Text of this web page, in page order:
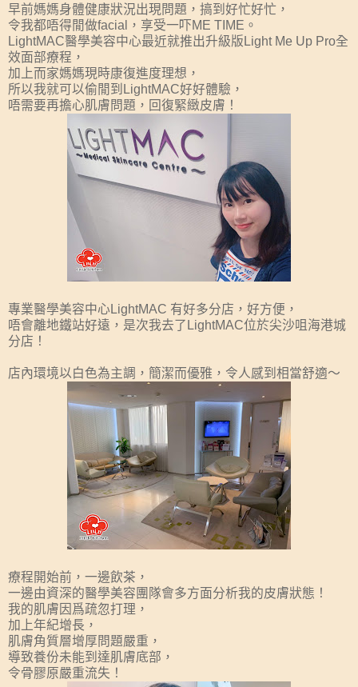
早前媽媽身體健康狀況出現問題，搞到好忙好忙，
令我都唔得閒做facial，享受一吓ME TIME。
LightMAC醫學美容中心最近就推出升級版Light Me Up Pro全
效面部療程，
加上而家媽媽現時康復進度理想，
所以我就可以偷閒到LightMAC好好體驗，
唔需要再擔心肌膚問題，回復緊緻皮膚！
專業醫學美容中心LightMAC 有好多分店，好方便，
唔會離地鐵站好遠，是次我去了LightMAC位於尖沙咀海港城
分店！
店內環境以白色為主調，簡潔而優雅，令人感到相當舒適～
療程開始前，一邊飲茶，
一邊由資深的醫學美容團隊會多方面分析我的皮膚狀態！
我的肌膚因爲疏忽打理，
加上年紀增長，
肌膚角質層增厚問題嚴重，
導致養份未能到達肌膚底部，
令骨膠原嚴重流失！